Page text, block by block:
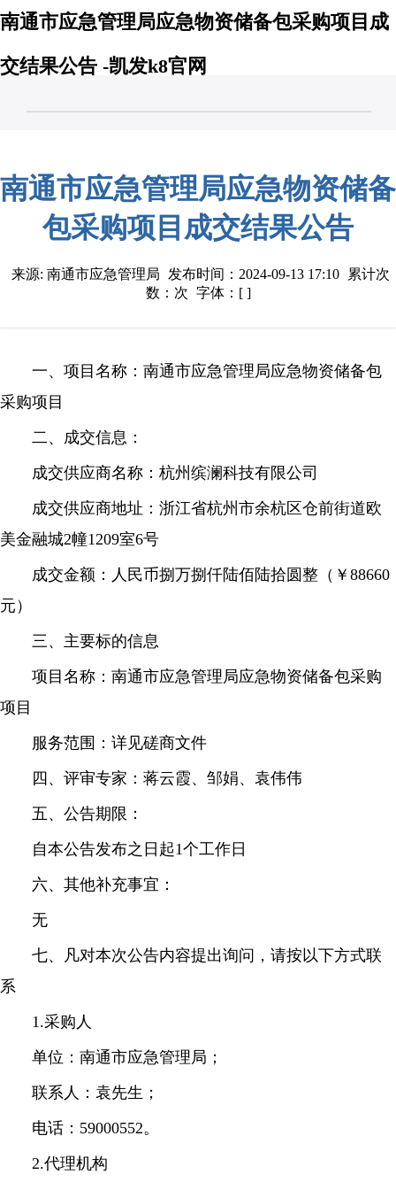
南通市应急管理局应急物资储备包采购项目成
交结果公告 -凯发k8官网
南通市应急管理局应急物资储备
包采购项目成交结果公告
来源: 南通市应急管理局 发布时间：2024-09-13 17:10
累计次
数：次 字体：[ ]
一、项目名称：南通市应急管理局应急物资储备包
采购项目
二、成交信息：
成交供应商名称：杭州缤澜科技有限公司
成交供应商地址：浙江省杭州市余杭区仓前街道欧
美金融城2幢1209室6号
成交金额：人民币捌万捌仟陆佰陆拾圆整（￥88660
元）
三、主要标的信息
项目名称：南通市应急管理局应急物资储备包采购
项目
服务范围：详见磋商文件
四、评审专家：蒋云霞、邹娟、袁伟伟
五、公告期限：
自本公告发布之日起1个工作日
六、其他补充事宜：
无
七、凡对本次公告内容提出询问，请按以下方式联
系
1.采购人
单位：南通市应急管理局；
联系人：袁先生；
电话：59000552。
2.代理机构